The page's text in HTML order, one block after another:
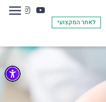
לאתר המקצועי